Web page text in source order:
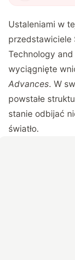
Ustaleniami w
przedstawiciele
Technology
wyciągnięte
Advances. W
powstałe
stanie odbijać
światło.